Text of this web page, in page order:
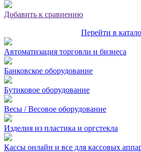
Добавить к сравнению
Перейти в
Автоматизация торговли и бизнеса
Банковское оборудование
Бутиковое оборудование
Весы / Весовое оборудование
Изделия из пластика и оргстекла
Кассы онлайн и все для кассовых